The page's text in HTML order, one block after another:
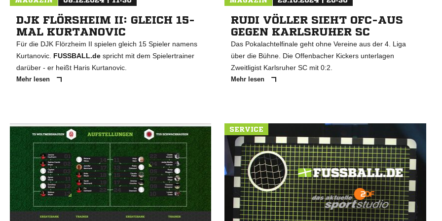
DJK FLÖRSHEIM II: GLEICH 15-
MAL KURTANOVIC
Für die DJK Flörzheim II spielen gleich 15 Spieler namens
Kurtanovic. FUSSBALL.despricht mit dem Spielertrainer
darüber - er heißt Haris Kurtanovic.
Mehr lesen
RUDI VÖLLER SIEHT OFC-AUS
GEGEN KARLSRUHER SC
Das Pokalachtelfinale geht ohne Vereine aus der 4. Liga
über die Bühne. Die Offenbacher Kickers unterlagen
Zweitligist Karlsruher SC mit 0:2.
Mehr lesen
SERVICE